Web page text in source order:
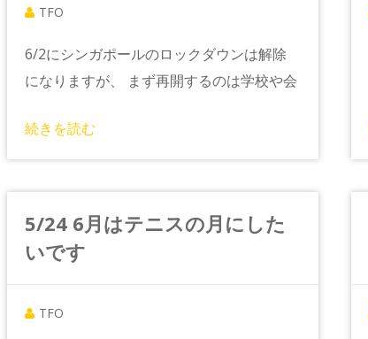
TFO
6/2にシンガポールのロックダウンは解除
になりますが、 まず再開するのは学校や会
続きを読む
5/24 6月はテニスの月にした
いです
TFO